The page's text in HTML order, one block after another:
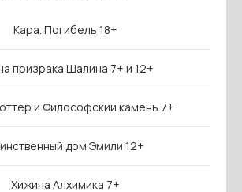
Кара. Погибель 18+
призрака Шалина 7+ и 12+
и Философский камень 7+
дом Эмили 12+
Хижина Алхимика 7+